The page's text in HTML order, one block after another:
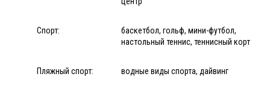
Спорт:
баскетбол, гольф, мини-футбол,
настольный теннис, теннисный корт
Пляжный спорт: водные виды спорта, дайвинг